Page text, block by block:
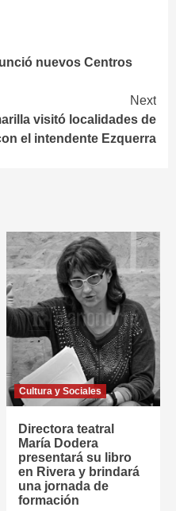
nuevos Centros
Next
visitó localidades de
el intendente Ezquerra
Cultura y Sociales
Directora teatral
María Dodera
presentará su libro
en Rivera y brindará
una jornada de
formación